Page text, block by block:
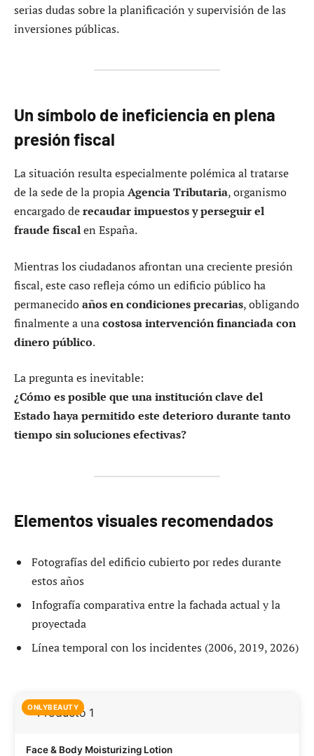
serias dudas sobre la planificación y supervisión de las
inversiones públicas.
Un símbolo de ineficiencia en plena
presión fiscal
La situación resulta especialmente polémica al tratarse
de la sede de la propiaAgencia Tributaria, organismo
encargado derecaudar impuestos y perseguir el
fraude fiscalen España.
Mientras los ciudadanos afrontan una creciente presión
fiscal, este caso refleja cómo un edificio público ha
permanecidoaños en condiciones precarias, obligando
finalmente a unacostosa intervención financiada con
dinero público.
La pregunta es inevitable:
¿Cómo es posible que una institución clave del
Estado haya permitido este deterioro durante tanto
tiempo sin soluciones efectivas?
Elementos visuales recomendados
Fotografías del edificio cubierto por redes durante
estos años
Infografía comparativa entre la fachada actual y la
proyectada
Línea temporal con los incidentes (2006, 2019, 2026)
ONLYBEAUTY
Face & Body Moisturizing Lotion